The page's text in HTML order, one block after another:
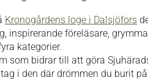
Kronogårdens loge i Dalsjöfors
inspirerande föreläsare,
kategorier.
som bidrar till att göra
i den där drömmen du burit